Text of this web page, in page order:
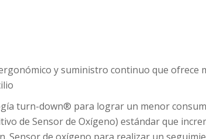
y suministro continuo que ofrece
turn-down® para lograr un menor
de Sensor de Oxígeno) estándar que